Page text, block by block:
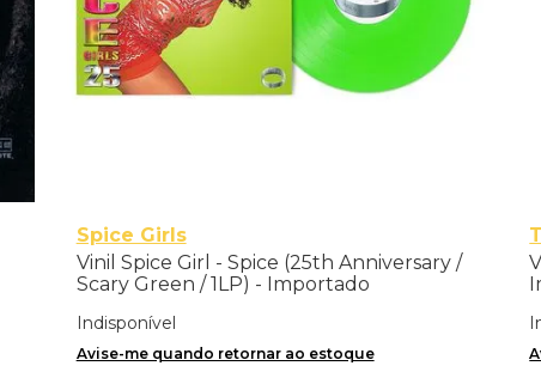
Spice Girls
Vinil Spice Girl - Spice (25th Anniversary /
Scary Green / 1LP) - Importado
Indisponível
Avise-me quando retornar ao estoque